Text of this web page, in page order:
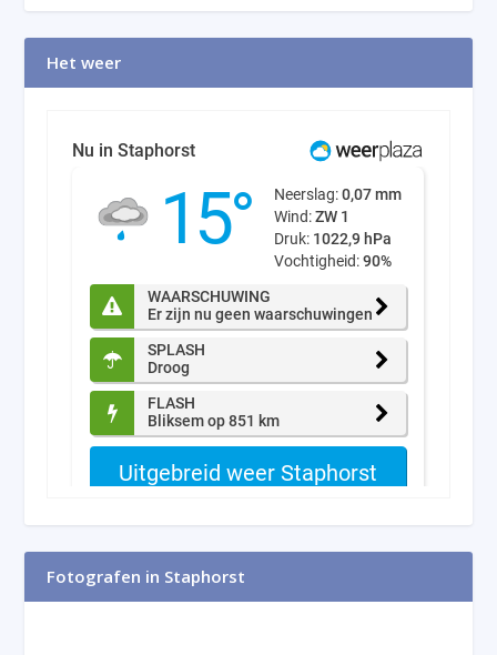
Het weer
Fotografen in Staphorst